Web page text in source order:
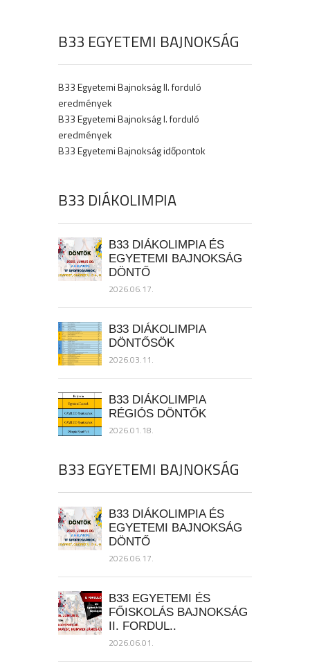
B33 EGYETEMI BAJNOKSÁG
B33 Egyetemi Bajnokság II. forduló
eredmények
B33 Egyetemi Bajnokság I. forduló
eredmények
B33 Egyetemi Bajnokság időpontok
B33 DIÁKOLIMPIA
B33 DIÁKOLIMPIA ÉS
EGYETEMI BAJNOKSÁG
DÖNTŐ
2026.06.17.
B33 DIÁKOLIMPIA
DÖNTŐSÖK
2026.03.11.
B33 DIÁKOLIMPIA
RÉGIÓS DÖNTŐK
2026.01.18.
B33 EGYETEMI BAJNOKSÁG
B33 DIÁKOLIMPIA ÉS
EGYETEMI BAJNOKSÁG
DÖNTŐ
2026.06.17.
B33 EGYETEMI ÉS
FŐISKOLÁS BAJNOKSÁG
II. FORDUL..
2026.06.01.